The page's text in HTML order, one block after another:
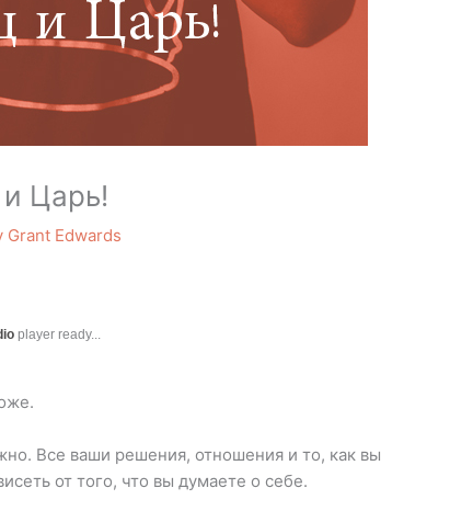
Царь!
Grant Edwards
player ready...
Все ваши решения, отношения и то, как вы
от того, что вы думаете о себе.